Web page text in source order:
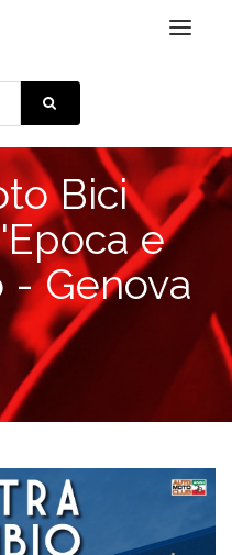
Toggle
Bici
e
Genova